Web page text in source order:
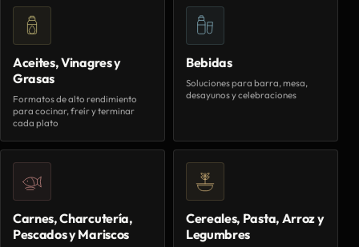
Aceites, Vinagres y
Grasas
Formatos de alto rendimiento
para cocinar, freír y terminar
cada plato
Bebidas
Soluciones para barra, mesa,
desayunos y celebraciones
Carnes, Charcutería,
Pescados y Mariscos
Cereales, Pasta, Arroz y
Legumbres